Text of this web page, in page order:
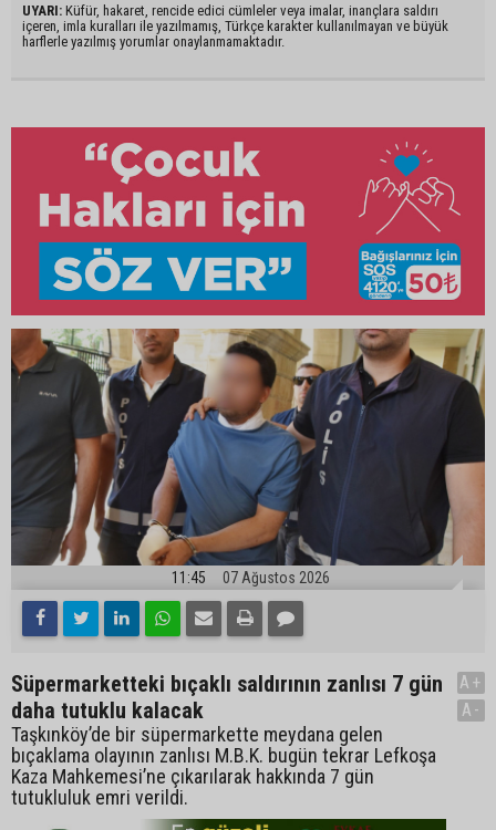
UYARI: Küfür, hakaret, rencide edici cümleler veya imalar, inançlara saldırı
içeren, imla kuralları ile yazılmamış, Türkçe karakter kullanılmayan ve büyük
harflerle yazılmış yorumlar onaylanmamaktadır.
11:45 07 Ağustos 2026
Süpermarketteki bıçaklı saldırının zanlısı 7 gün
daha tutuklu kalacak
Taşkınköy’de bir süpermarkette meydana gelen
bıçaklama olayının zanlısı M.B.K. bugün tekrar Lefkoşa
Kaza Mahkemesi’ne çıkarılarak hakkında 7 gün
tutukluluk emri verildi.
A+
A-